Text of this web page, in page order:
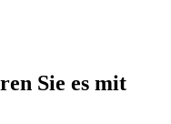
Sie es mit